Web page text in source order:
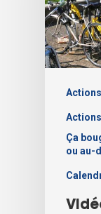
Ça
ou au-